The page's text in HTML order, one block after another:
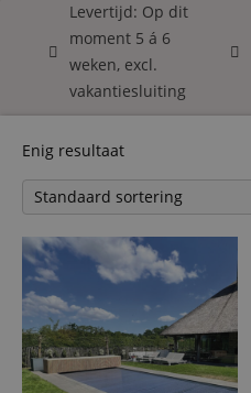
Levertijd: Op dit
moment 5 á 6
weken, excl.
vakantiesluiting
Enig resultaat